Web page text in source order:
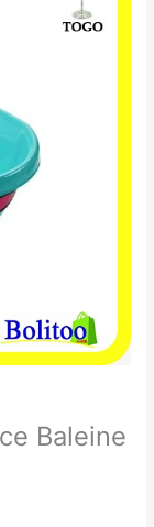
Baleine
CFA.